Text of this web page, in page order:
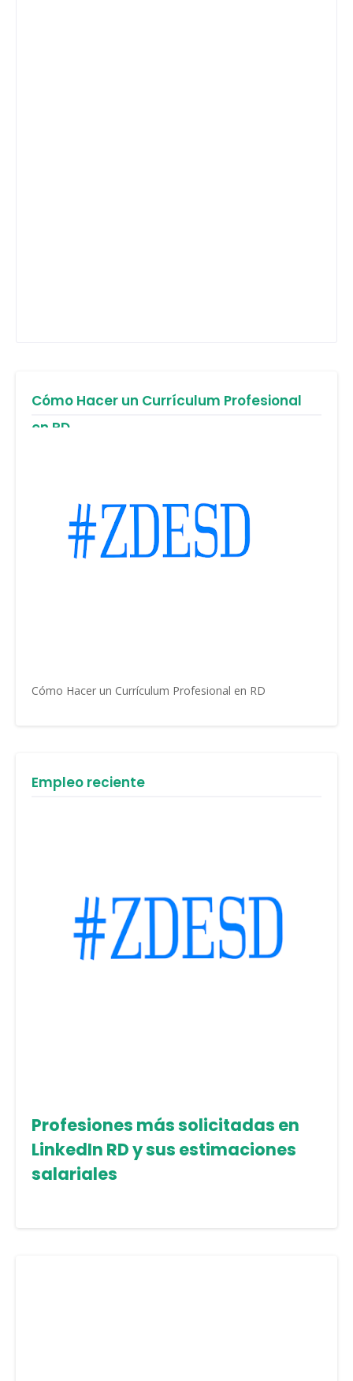
Cómo Hacer un Currículum Profesional
en RD
Cómo Hacer un Currículum Profesional en RD
Empleo reciente
Profesiones más solicitadas en
LinkedIn RD y sus estimaciones
salariales